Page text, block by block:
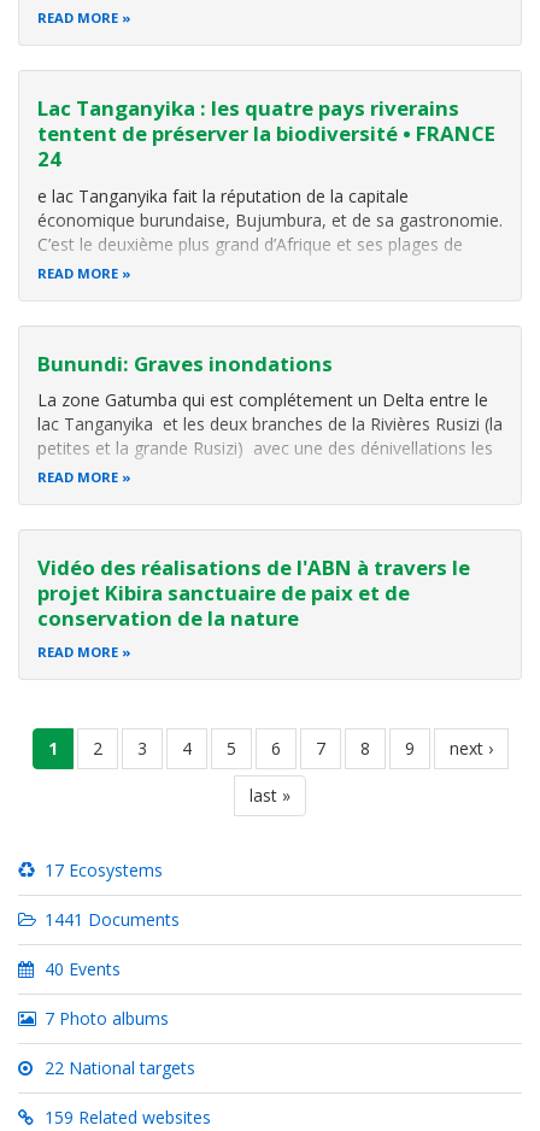
READ MORE
Lac Tanganyika : les quatre pays riverains
tentent de préserver la biodiversité • FRANCE
24
e lac Tanganyika fait la réputation de la capitale
économique burundaise, Bujumbura, et de sa gastronomie.
C’est le deuxième plus grand d’Afrique et ses plages de
sable fin bordent quatre pays, la Tanzanie, le Burundi, la
READ MORE
Bunundi: Graves inondations
La zone Gatumba qui est complétement un Delta entre le
lac Tanganyika et les deux branches de la Rivières Rusizi (la
petites et la grande Rusizi) avec une des dénivellations les
plus basse du Burundi, est gravement envahie par des
READ MORE
Vidéo des réalisations de l'ABN à travers le
projet Kibira sanctuaire de paix et de
conservation de la nature
READ MORE
Pagination
current
page
1 page
2 page
3 page
4 page
5 page
6 page
7 page
8 page
9
next
page
next ›
last
page
last »
17 Ecosystems
1441 Documents
40 Events
7 Photo albums
22 National targets
159 Related websites